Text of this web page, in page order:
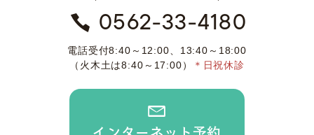
0562-33-4180
電話受付8:40～12:00、13:40～18:00
（火木土は8:40～17:00）
＊日祝休診